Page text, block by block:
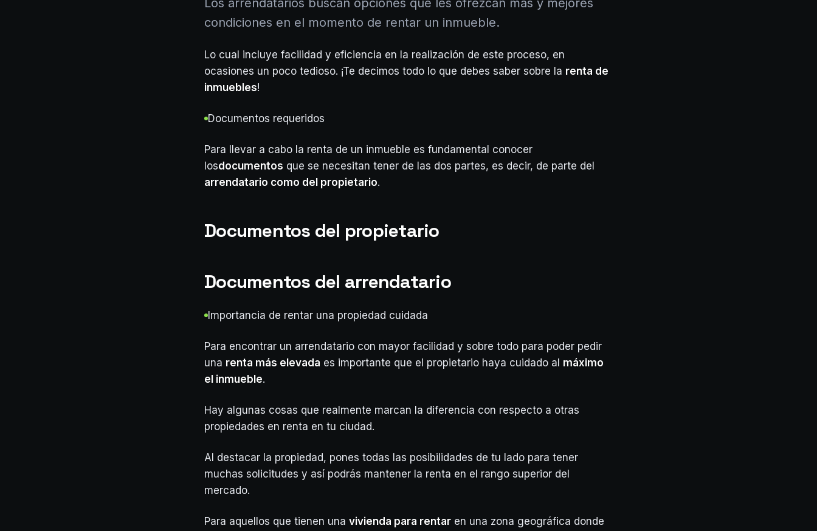
Los arrendatarios buscan opciones que les ofrezcan más y mejores
condiciones en el momento de rentar un inmueble.
Lo cual incluye facilidad y eficiencia en la realización de este proceso, en
ocasiones un poco tedioso. ¡Te decimos todo lo que debes saber sobre la renta de
inmuebles!
Documentos requeridos
Para llevar a cabo la renta de un inmueble es fundamental conocer
losdocumentos que se necesitan tener de las dos partes, es decir, de parte del
arrendatario como del propietario.
Documentos del propietario
Documentos del arrendatario
Importancia de rentar una propiedad cuidada
Para encontrar un arrendatario con mayor facilidad y sobre todo para poder pedir
una renta más elevada es importante que el propietario haya cuidado al máximo
el inmueble.
Hay algunas cosas que realmente marcan la diferencia con respecto a otras
propiedades en renta en tu ciudad.
Al destacar la propiedad, pones todas las posibilidades de tu lado para tener
muchas solicitudes y así podrás mantener la renta en el rango superior del
mercado.
Para aquellos que tienen una vivienda para rentar en una zona geográfica donde